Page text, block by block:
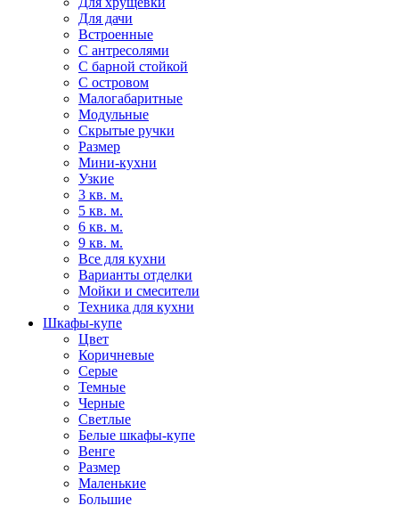
Для дачи
Встроенные
С антресолями
С барной стойкой
С островом
Малогабаритные
Модульные
Скрытые ручки
Размер
Мини-кухни
Узкие
3 кв. м.
5 кв. м.
6 кв. м.
9 кв. м.
Все для кухни
Варианты отделки
Мойки и смесители
Техника для кухни
Шкафы-купе
Цвет
Коричневые
Серые
Темные
Черные
Светлые
Белые шкафы-купе
Венге
Размер
Маленькие
Большие